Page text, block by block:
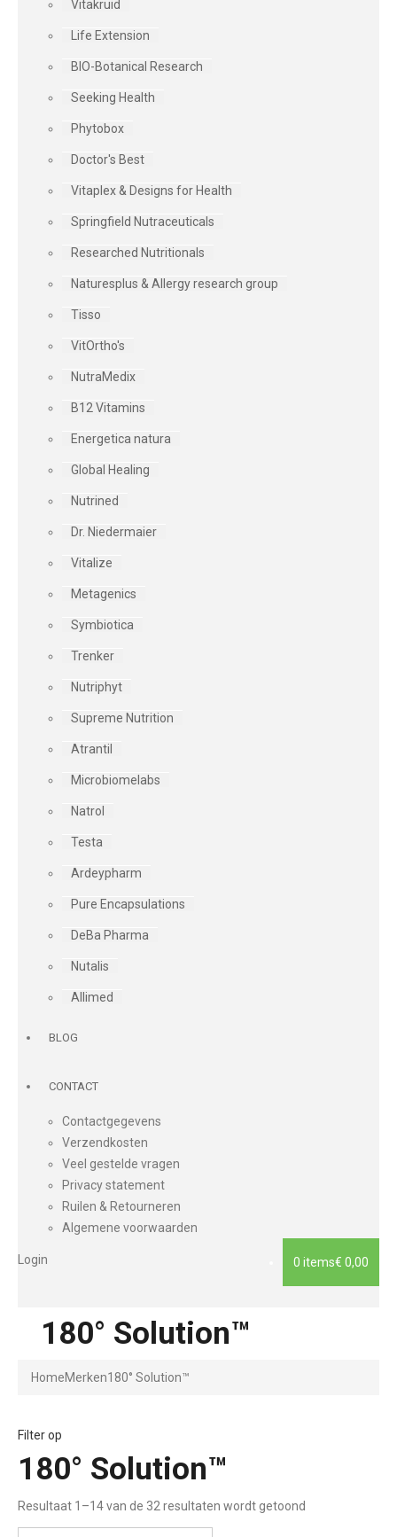
Vitakruid
Life Extension
BIO-Botanical Research
Seeking Health
Phytobox
Doctor's Best
Vitaplex & Designs for Health
Springfield Nutraceuticals
Researched Nutritionals
Naturesplus & Allergy research group
Tisso
VitOrtho's
NutraMedix
B12 Vitamins
Energetica natura
Global Healing
Nutrined
Dr. Niedermaier
Vitalize
Metagenics
Symbiotica
Trenker
Nutriphyt
Supreme Nutrition
Atrantil
Microbiomelabs
Natrol
Testa
Ardeypharm
Pure Encapsulations
DeBa Pharma
Nutalis
Allimed
BLOG
CONTACT
Contactgegevens
Verzendkosten
Veel gestelde vragen
Privacy statement
Ruilen & Retourneren
Algemene voorwaarden
0 items€ 0,00
Login
180° Solution™
HomeMerken180° Solution™
Filter op
180° Solution™
Resultaat 1–14 van de 32 resultaten wordt getoond